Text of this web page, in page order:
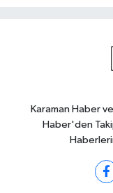
Karaman Haber
Haber'den